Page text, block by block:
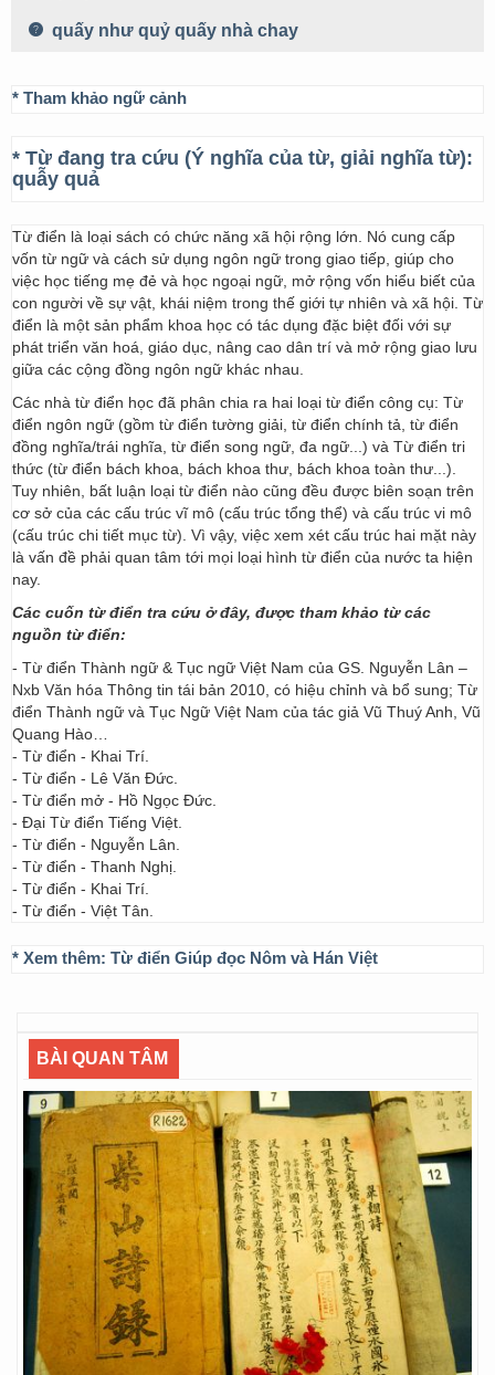
quấy như quỷ quấy nhà chay
* Tham khảo ngữ cảnh
* Từ đang tra cứu (Ý nghĩa của từ, giải nghĩa từ):
quẫy quả
Từ điển là loại sách có chức năng xã hội rộng lớn. Nó cung cấp
vốn từ ngữ và cách sử dụng ngôn ngữ trong giao tiếp, giúp cho
việc học tiếng mẹ đẻ và học ngoại ngữ, mở rộng vốn hiểu biết của
con người về sự vật, khái niệm trong thế giới tự nhiên và xã hội. Từ
điển là một sản phẩm khoa học có tác dụng đặc biệt đối với sự
phát triển văn hoá, giáo dục, nâng cao dân trí và mở rộng giao lưu
giữa các cộng đồng ngôn ngữ khác nhau.
Các nhà từ điển học đã phân chia ra hai loại từ điển công cụ: Từ
điển ngôn ngữ (gồm từ điển tường giải, từ điển chính tả, từ điển
đồng nghĩa/trái nghĩa, từ điển song ngữ, đa ngữ...) và Từ điển tri
thức (từ điển bách khoa, bách khoa thư, bách khoa toàn thư...).
Tuy nhiên, bất luận loại từ điển nào cũng đều được biên soạn trên
cơ sở của các cấu trúc vĩ mô (cấu trúc tổng thể) và cấu trúc vi mô
(cấu trúc chi tiết mục từ). Vì vậy, việc xem xét cấu trúc hai mặt này
là vấn đề phải quan tâm tới mọi loại hình từ điển của nước ta hiện
nay.
Các cuốn từ điển tra cứu ở đây, được tham khảo từ các
nguồn từ điển:
- Từ điển Thành ngữ & Tục ngữ Việt Nam của GS. Nguyễn Lân –
Nxb Văn hóa Thông tin tái bản 2010, có hiệu chỉnh và bổ sung; Từ
điển Thành ngữ và Tục Ngữ Việt Nam của tác giả Vũ Thuý Anh, Vũ
Quang Hào…
- Từ điển - Khai Trí.
- Từ điển - Lê Văn Đức.
- Từ điển mở - Hồ Ngọc Đức.
- Đại Từ điển Tiếng Việt.
- Từ điển - Nguyễn Lân.
- Từ điển - Thanh Nghị.
- Từ điển - Khai Trí.
- Từ điển - Việt Tân.
* Xem thêm: Từ điển Giúp đọc Nôm và Hán Việt
BÀI QUAN TÂM